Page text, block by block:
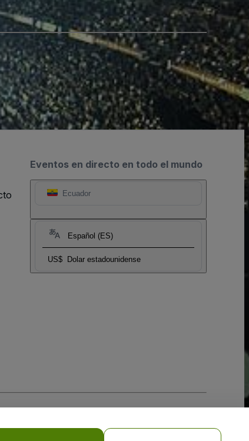
Eventos en directo en todo el mundo
Ecuador
Español (ES)
US$ Dolar estadounidense
de Privacidad para Móviles